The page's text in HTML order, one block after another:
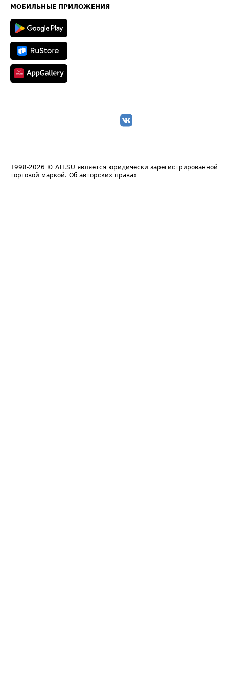
Техническая информация
МОБИЛЬНЫЕ ПРИЛОЖЕНИЯ
1998-2026 © ATI.SU является юридически зарегистрированной
торговой маркой. Об авторских правах